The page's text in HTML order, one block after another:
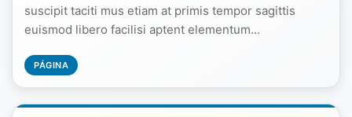
suscipit taciti mus etiam at primis tempor sagittis
euismod libero facilisi aptent elementum...
PÁGINA